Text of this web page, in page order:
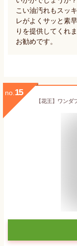
こい油汚れもスッ
レがよくサッと素
りを提供してくれ
お勧めです。
no. 15